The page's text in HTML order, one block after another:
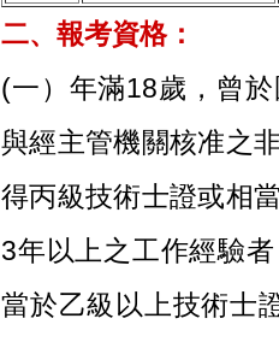
二、報考資格：
(一）年滿18歲，曾
與經主管機關核准之
得丙級技術士證或相
3年以上之工作經驗
當於乙級以上技術士